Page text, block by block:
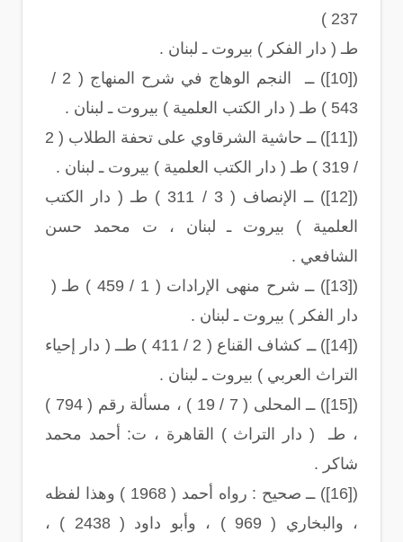
237 )
طـ ( دار الفكر ) بيروت ـ لبنان .
([10]) ــ النجم الوهاج في شرح المنهاج ( 2 /
543 ) طـ ( دار الكتب العلمية ) بيروت ـ لبنان .
([11]) ــ حاشية الشرقاوي على تحفة الطلاب ( 2
/ 319 ) طـ ( دار الكتب العلمية ) بيروت ـ لبنان .
([12]) ــ الإنصاف ( 3 / 311 ) طـ ( دار الكتب
العلمية ) بيروت ـ لبنان ، ت محمد حسن
الشافعي .
([13]) ــ شرح منهى الإرادات ( 1 / 459 ) طـ (
دار الفكر ) بيروت ـ لبنان .
([14]) ــ كشاف القناع ( 2 / 411 ) طــ ( دار إحياء
التراث العربي ) بيروت ـ لبنان .
([15]) ــ المحلى ( 7 / 19 ) ، مسألة رقم ( 794 )
، طـ ( دار التراث ) القاهرة ، ت: أحمد محمد
شاكر .
([16]) ــ صحيح : رواه أحمد ( 1968 ) وهذا لفظه
، والبخاري ( 969 ) ، وأبو داود ( 2438 ) ،